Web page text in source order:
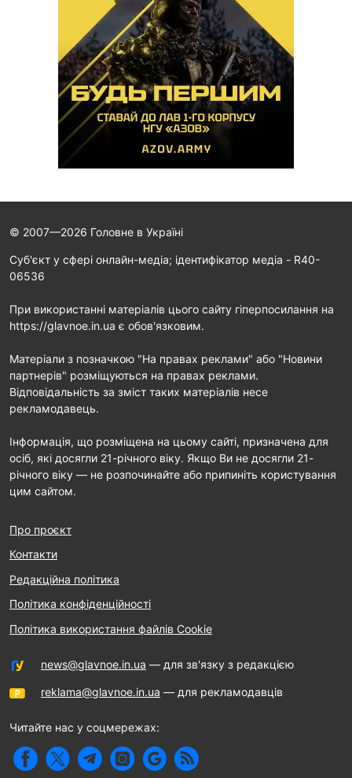
© 2007—2026 Головне в Україні
Cуб'єкт у сфері онлайн-медіа; ідентифікатор медіа - R40-
06536
При використанні матеріалів цього сайту гіперпосилання на
https://glavnoe.in.ua є обов'язковим.
Матеріали з позначкою "На правах реклами" або "Новини
партнерів" розміщуються на правах реклами.
Відповідальність за зміст таких матеріалів несе
рекламодавець.
Інформація, що розміщена на цьому сайті, призначена для
осіб, які досягли 21-річного віку. Якщо Ви не досягли 21-
річного віку — не розпочинайте або припиніть користування
цим сайтом.
Про проєкт
Контакти
Редакційна політика
Політика конфіденційності
Політика використання файлів Cookie
news@glavnoe.in.ua — для зв'язку з редакцією
reklama@glavnoe.in.ua — для рекламодавців
Читайте нас у соцмережах: